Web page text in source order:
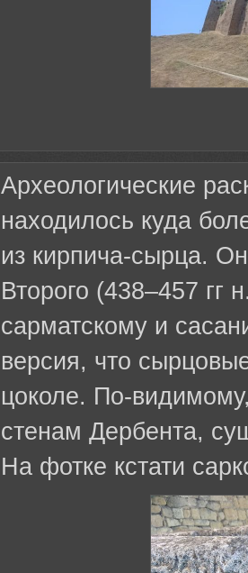
Археологические
находилось куда
из кирпича-сырца.
Второго (438–457 гг
сарматскому и
версия, что
цоколе. По-
стенам Дербента,
На фотке кстати